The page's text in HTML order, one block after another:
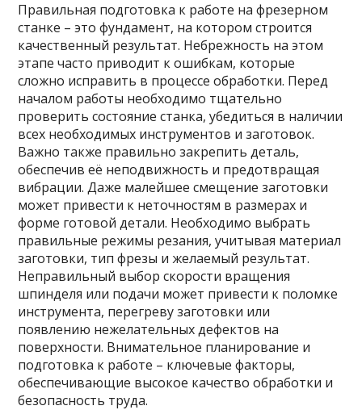
Правильная подготовка к работе на фрезерном
станке – это фундамент, на котором строится
качественный результат. Небрежность на этом
этапе часто приводит к ошибкам, которые
сложно исправить в процессе обработки. Перед
началом работы необходимо тщательно
проверить состояние станка, убедиться в наличии
всех необходимых инструментов и заготовок.
Важно также правильно закрепить деталь,
обеспечив её неподвижность и предотвращая
вибрации. Даже малейшее смещение заготовки
может привести к неточностям в размерах и
форме готовой детали. Необходимо выбрать
правильные режимы резания, учитывая материал
заготовки, тип фрезы и желаемый результат.
Неправильный выбор скорости вращения
шпинделя или подачи может привести к поломке
инструмента, перегреву заготовки или
появлению нежелательных дефектов на
поверхности. Внимательное планирование и
подготовка к работе – ключевые факторы,
обеспечивающие высокое качество обработки и
безопасность труда.